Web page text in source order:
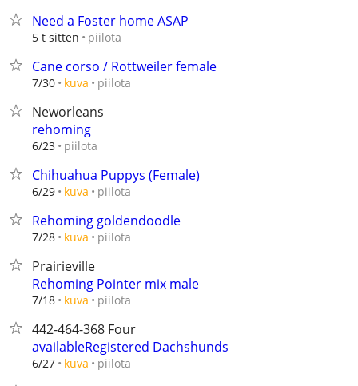
Need a Foster home ASAP
5 t sitten piilota
Cane corso / Rottweiler female
7/30 kuva piilota
Neworleans
rehoming
6/23 piilota
Chihuahua Puppys (Female)
6/29 kuva piilota
Rehoming goldendoodle
7/28 kuva piilota
Prairieville
Rehoming Pointer mix male
7/18 kuva piilota
442-464-368 Four
availableRegistered Dachshunds
6/27 kuva piilota